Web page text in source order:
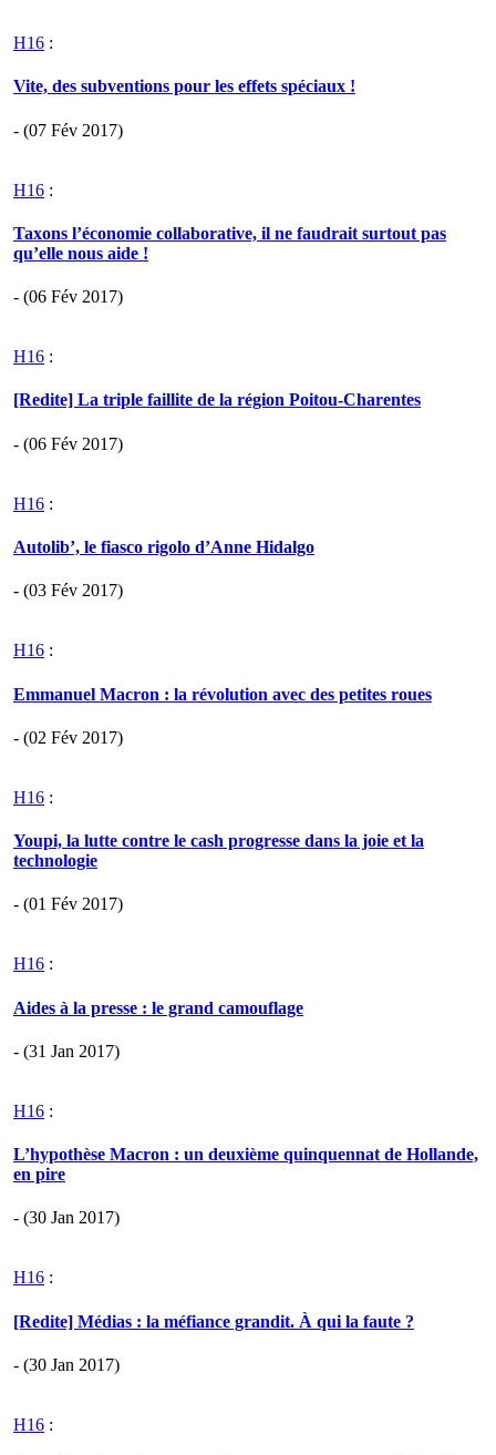
H16 :
Vite, des subventions pour les effets spéciaux !
- (07 Fév 2017)
H16 :
Taxons l’économie collaborative, il ne faudrait surtout pas
qu’elle nous aide !
- (06 Fév 2017)
H16 :
[Redite] La triple faillite de la région Poitou-Charentes
- (06 Fév 2017)
H16 :
Autolib’, le fiasco rigolo d’Anne Hidalgo
- (03 Fév 2017)
H16 :
Emmanuel Macron : la révolution avec des petites roues
- (02 Fév 2017)
H16 :
Youpi, la lutte contre le cash progresse dans la joie et la
technologie
- (01 Fév 2017)
H16 :
Aides à la presse : le grand camouflage
- (31 Jan 2017)
H16 :
L’hypothèse Macron : un deuxième quinquennat de Hollande,
en pire
- (30 Jan 2017)
H16 :
[Redite] Médias : la méfiance grandit. À qui la faute ?
- (30 Jan 2017)
H16 :